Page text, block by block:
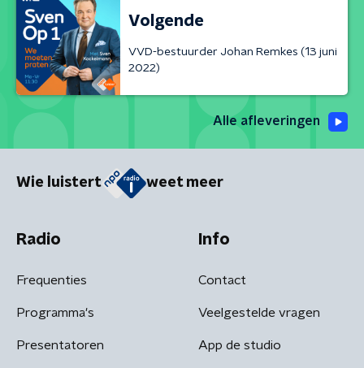
Volgende
VVD-bestuurder Johan Remkes (13 juni
2022)
Alle afleveringen
Wie luistert weet meer
Radio
Frequenties
Programma's
Presentatoren
Info
Contact
Veelgestelde vragen
App de studio